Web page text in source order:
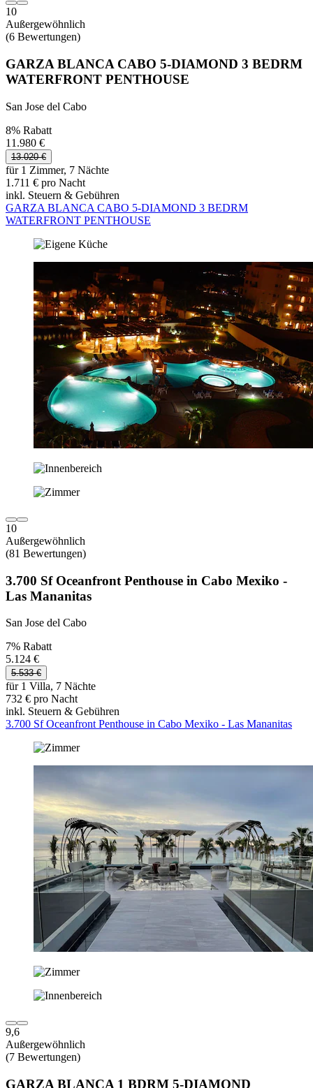
10
Außergewöhnlich
(6 Bewertungen)
GARZA BLANCA CABO 5-DIAMOND 3 BEDRM
WATERFRONT PENTHOUSE
San Jose del Cabo
8% Rabatt
11.980 €
13.020 €
für 1 Zimmer, 7 Nächte
1.711 € pro Nacht
inkl. Steuern & Gebühren
GARZA BLANCA CABO 5-DIAMOND 3 BEDRM
WATERFRONT PENTHOUSE
10
Außergewöhnlich
(81 Bewertungen)
3.700 Sf Oceanfront Penthouse in Cabo Mexiko -
Las Mananitas
San Jose del Cabo
7% Rabatt
5.124 €
5.533 €
für 1 Villa, 7 Nächte
732 € pro Nacht
inkl. Steuern & Gebühren
3.700 Sf Oceanfront Penthouse in Cabo Mexiko - Las Mananitas
9,6
Außergewöhnlich
(7 Bewertungen)
GARZA BLANCA 1 BDRM 5-DIAMOND